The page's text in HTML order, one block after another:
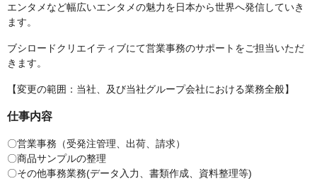
エンタメなど幅広いエンタメの魅力を日本から世界へ発信していき
ます。
ブシロードクリエイティブにて営業事務のサポートをご担当いただ
きます。
【変更の範囲：当社、及び当社グループ会社における業務全般】
仕事内容
〇営業事務（受発注管理、出荷、請求）
〇商品サンプルの整理
〇その他事務業務(データ入力、書類作成、資料整理等)